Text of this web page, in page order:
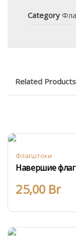
Category
Related Products
Флагштоки
Навершие
25,00 Br